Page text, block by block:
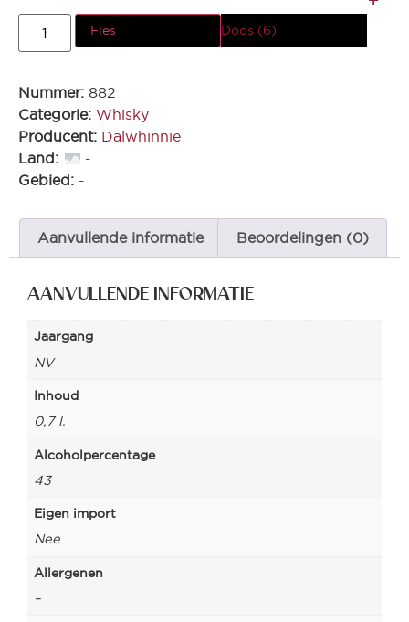
Fles Doos (6)
Nummer: 882
Categorie: Whisky
Producent: Dalwhinnie
Land:
-
Gebied: -
Aanvullende informatie Beoordelingen (0)
AANVULLENDE INFORMATIE
Jaargang
NV
Inhoud
0,7 l.
Alcoholpercentage
43
Eigen import
Nee
Allergenen
–